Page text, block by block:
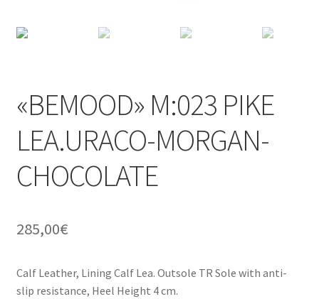
«BEMOOD» M:023 PIKE
LEA.URACO-MORGAN-
CHOCOLATE
285,00€
Calf Leather, Lining Calf Lea. Outsole TR Sole with anti-
slip resistance, Heel Height 4 cm.